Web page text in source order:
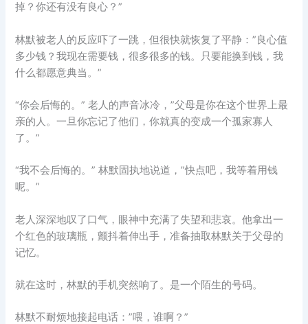
掉？你还有没有良心？”
林默被老人的反应吓了一跳，但很快就恢复了平静：”良心值
多少钱？我现在需要钱，很多很多的钱。只要能换到钱，我
什么都愿意典当。”
“你会后悔的。” 老人的声音冰冷，”父母是你在这个世界上最
亲的人。一旦你忘记了他们，你就真的变成一个孤家寡人
了。”
“我不会后悔的。” 林默固执地说道，”快点吧，我等着用钱
呢。”
老人深深地叹了口气，眼神中充满了失望和悲哀。他拿出一
个红色的玻璃瓶，颤抖着伸出手，准备抽取林默关于父母的
记忆。
就在这时，林默的手机突然响了。是一个陌生的号码。
林默不耐烦地接起电话：”喂，谁啊？”